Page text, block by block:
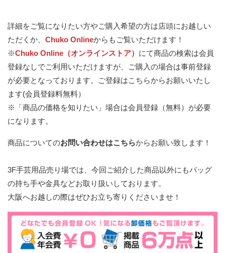
詳細をご覧になりたい方やご購入希望の方は店頭にお越しい
ただくか、 Chuko Onlineからもご覧いただけます！
※Chuko Online（オンラインストア） にて商品の検索は会員
登録なしでご利用いただけますが、ご購入の場合は事前登録
が必要となっております。
ご登録はこちらからお願いいたし
ます(会員登録料無料）
※「商品の価格を知りたい」場合は会員登録（無料）が必要
になります。
商品についてのお問い合わせはこちらからお願い致します！
3F手芸用品売り場では、今回ご紹介した商品以外にもバッグ
の持ち手や金具などお取り扱いしております。
大阪へお越しの際はぜひお立ち寄りくださいませ！